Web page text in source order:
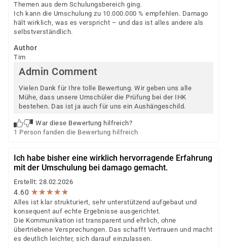
Themen aus dem Schulungsbereich ging.
Ich kann die Umschulung zu 10.000.000 % empfehlen. Damago
hält wirklich, was es verspricht – und das ist alles andere als
selbstverständlich.
Author
Tim
Admin Comment
Vielen Dank für Ihre tolle Bewertung. Wir geben uns alle
Mühe, dass unsere Umschüler die Prüfung bei der IHK
bestehen. Das ist ja auch für uns ein Aushängeschild.
War diese Bewertung hilfreich?
1 Person fanden die Bewertung hilfreich
Ich habe bisher eine wirklich hervorragende Erfahrung
mit der Umschulung bei damago gemacht.
Erstellt: 28.02.2026
4.60 ★★★★★
★★★★★
Alles ist klar strukturiert, sehr unterstützend aufgebaut und
konsequent auf echte Ergebnisse ausgerichtet.
Die Kommunikation ist transparent und ehrlich, ohne
übertriebene Versprechungen. Das schafft Vertrauen und macht
es deutlich leichter, sich darauf einzulassen.